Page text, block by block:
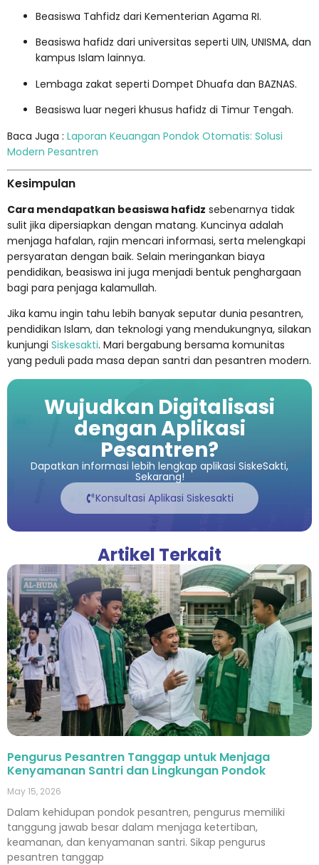
Beasiswa Tahfidz dari Kementerian Agama RI.
Beasiswa hafidz dari universitas seperti UIN, UNISMA, dan
kampus Islam lainnya.
Lembaga zakat seperti Dompet Dhuafa dan BAZNAS.
Beasiswa luar negeri khusus hafidz di Timur Tengah.
Baca Juga : Laporan Keuangan Pondok Otomatis: Solusi
Modern Pesantren
Kesimpulan
Cara mendapatkan beasiswa hafidz sebenarnya tidak
sulit jika dipersiapkan dengan matang. Kuncinya adalah
menjaga hafalan, rajin mencari informasi, serta melengkapi
persyaratan dengan baik. Selain meringankan biaya
pendidikan, beasiswa ini juga menjadi bentuk penghargaan
bagi para penjaga kalamullah.
Jika kamu ingin tahu lebih banyak seputar dunia pesantren,
pendidikan Islam, dan teknologi yang mendukungnya, silakan
kunjungi Siskesakti. Mari bergabung bersama komunitas
yang peduli pada masa depan santri dan pesantren modern.
Wujudkan Digitalisasi
dengan Aplikasi
Pesantren?
Dapatkan informasi lebih lengkap aplikasi SiskeSakti,
Sekarang!
Konsultasi Aplikasi Siskesakti
Artikel Terkait
Pengurus Pesantren Tanggap untuk Menjaga
Kenyamanan Santri dan Lingkungan Pondok
May 15, 2026
Dalam kehidupan pondok pesantren, pengurus memiliki
tanggung jawab besar dalam menjaga ketertiban,
keamanan, dan kenyamanan santri. Sikap pengurus
pesantren tanggap